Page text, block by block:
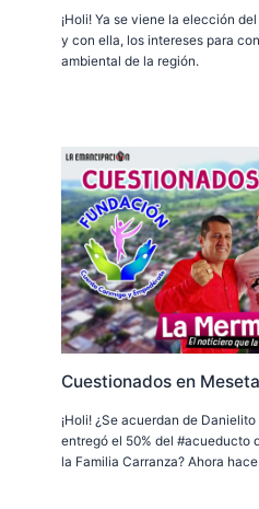
¡Holi! Ya se viene la elección
y con ella, los intereses para
ambiental de la región.
Cuestionados en
¡Holi! ¿Se acuerdan de
entregó el 50% del #acueducto
la Familia Carranza? Ahora